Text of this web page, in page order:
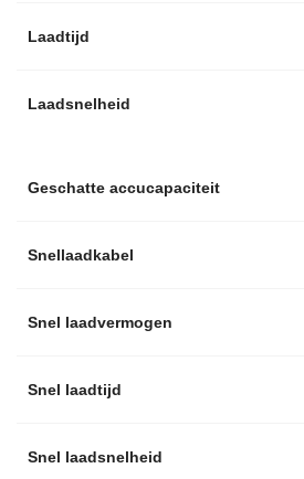
Laadtijd
Laadsnelheid
Geschatte accucapaciteit
Snellaadkabel
Snel laadvermogen
Snel laadtijd
Snel laadsnelheid